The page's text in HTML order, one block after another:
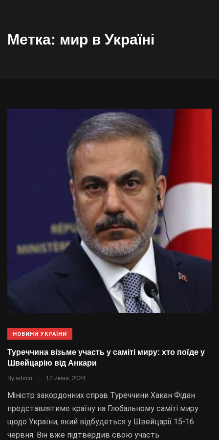
Метка: мир в Україні
НОВИНИ УКРАЇНИ
Туреччина візьме участь у саміті миру: хто поїде у
Швейцарію від Анкари
By admin . 12 июня, 2024
Міністр закордонних справ Туреччини Хакан Фідан
представлятиме країну на Глобальному саміті миру
щодо України, який відбудеться у Швейцарії 15-16
червня. Він вже підтвердив свою участь